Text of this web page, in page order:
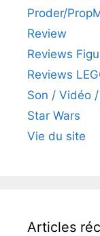
Proder/
Review
Reviews
Reviews
Son / Vidéo
Star Wars
Vie du site
Articles